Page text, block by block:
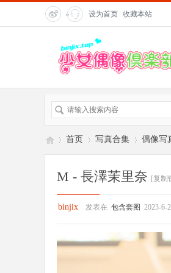
"
"在
线客
服">
设为首页 收藏本站
首页 写真合集 偶像写
M - 長澤茉里奈 [复制
binjix 发表在 包含套图 2023-6-